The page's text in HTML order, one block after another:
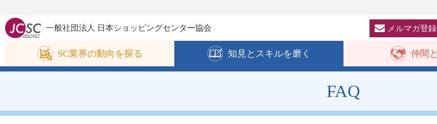
一般社団法人 日本ショッピングセンター協会 メルマガ登録
SC業界の動向を探る 知見と スキルを磨く 仲間と
FAQ